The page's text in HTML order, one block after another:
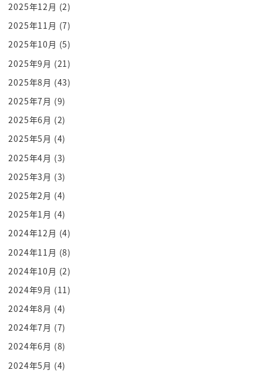
2025年12月 (2)
2025年11月 (7)
2025年10月 (5)
2025年9月 (21)
2025年8月 (43)
2025年7月 (9)
2025年6月 (2)
2025年5月 (4)
2025年4月 (3)
2025年3月 (3)
2025年2月 (4)
2025年1月 (4)
2024年12月 (4)
2024年11月 (8)
2024年10月 (2)
2024年9月 (11)
2024年8月 (4)
2024年7月 (7)
2024年6月 (8)
2024年5月 (4)